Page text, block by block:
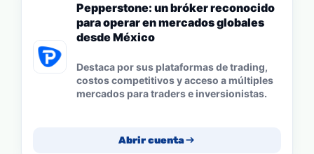
Pepperstone: un bróker reconocido
para operar en mercados globales
desde México
Destaca por sus plataformas de trading,
costos competitivos y acceso a múltiples
mercados para traders e inversionistas.
Abrir cuenta